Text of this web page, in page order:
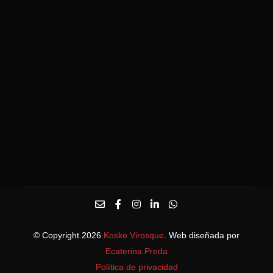
© Copyright 2026 Koske Virosque . Web diseñada por
Ecaterina Preda
Política de privacidad